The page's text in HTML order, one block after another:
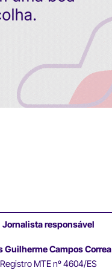
Jornalista responsável
Guilherme Campos Correa
Registro MTE nº 4604/ES